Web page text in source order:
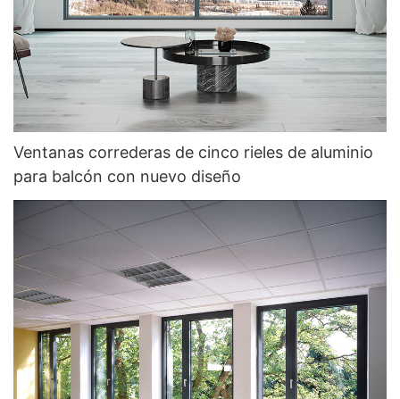
Ventanas correderas de cinco rieles de aluminio
para balcón con nuevo diseño